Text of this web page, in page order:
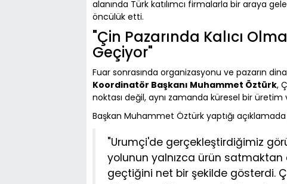
alanında Türk katılımcı firmalarla bir araya
öncülük etti.
"Çin Pazarında Kalıcı
Geçiyor"
Fuar sonrasında organizasyonu ve pazarın
Koordinatör Başkanı Muhammet Öztürk,
noktası değil, aynı zamanda küresel bir üretim
Başkan Muhammet Öztürk yaptığı
"Urumçi'de gerçekleştirdiğimiz
yolunun yalnızca ürün
geçtiğini net bir şekilde gösterdi.